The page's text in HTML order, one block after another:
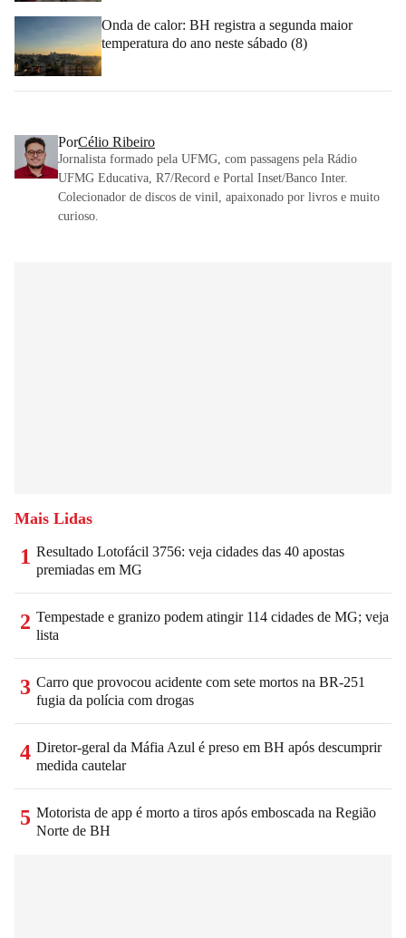
Onda de calor: BH registra a segunda maior
temperatura do ano neste sábado (8)
PorCélio Ribeiro
Jornalista formado pela UFMG, com passagens pela Rádio
UFMG Educativa, R7/Record e Portal Inset/Banco Inter.
Colecionador de discos de vinil, apaixonado por livros e muito
curioso.
Mais Lidas
1 Resultado Lotofácil 3756: veja cidades das 40 apostas
premiadas em MG
2 Tempestade e granizo podem atingir 114 cidades de MG; veja
lista
3 Carro que provocou acidente com sete mortos na BR-251
fugia da polícia com drogas
4 Diretor-geral da Máfia Azul é preso em BH após descumprir
medida cautelar
5 Motorista de app é morto a tiros após emboscada na Região
Norte de BH